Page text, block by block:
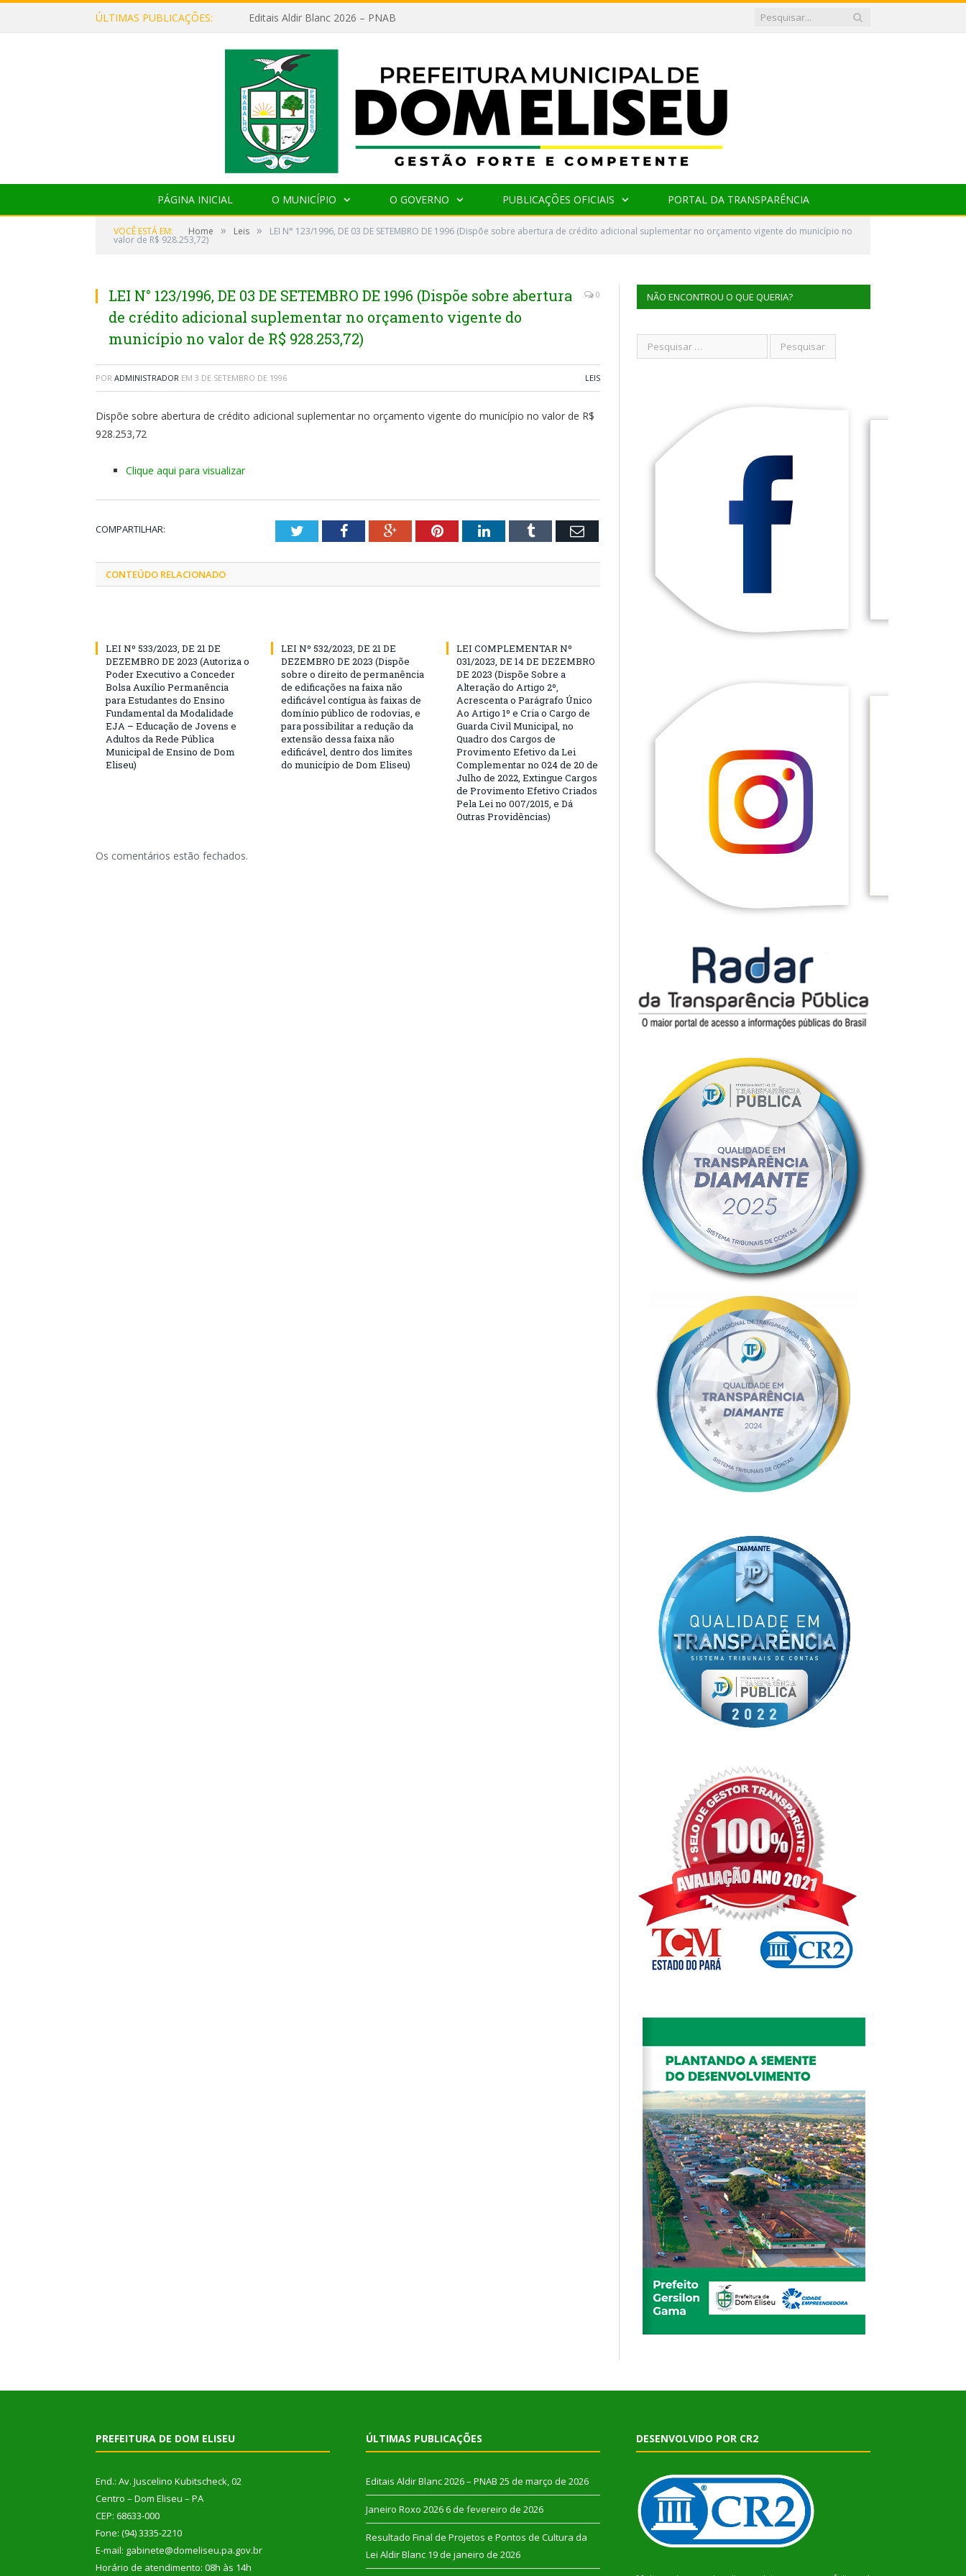
ÚLTIMAS PUBLICAÇÕES: Editais Aldir Blanc 2026 – PNAB
PÁGINA INICIAL O MUNICÍPIO O GOVERNO PUBLICAÇÕES OFICIAIS PORTAL DA TRANSPARÊNCIA
VOCÊ ESTÁ EM: Home » Leis » LEI N° 123/1996, DE 03 DE SETEMBRO DE 1996 (Dispõe sobre abertura de crédito adicional suplementar no orçamento vigente do município no
valor de R$ 928.253,72)
LEI N° 123/1996, DE 03 DE SETEMBRO DE 1996 (Dispõe sobre abertura
de crédito adicional suplementar no orçamento vigente do
município no valor de R$ 928.253,72)
0
POR ADMINISTRADOR EM 3 DE SETEMBRO DE 1996 LEIS
Dispõe sobre abertura de crédito adicional suplementar no orçamento vigente do município no valor de R$
928.253,72
Clique aqui para visualizar
COMPARTILHAR: TwitterFacebookGoogle+PinterestLinkedInTumblr Email
CONTEÚDO RELACIONADO
LEI Nº 533/2023, DE 21 DE
DEZEMBRO DE 2023 (Autoriza o
Poder Executivo a Conceder
Bolsa Auxílio Permanência
para Estudantes do Ensino
Fundamental da Modalidade
EJA – Educação de Jovens e
Adultos da Rede Pública
Municipal de Ensino de Dom
Eliseu)
LEI Nº 532/2023, DE 21 DE
DEZEMBRO DE 2023 (Dispõe
sobre o direito de permanência
de edificações na faixa não
edificável contígua às faixas de
domínio público de rodovias, e
para possibilitar a redução da
extensão dessa faixa não
edificável, dentro dos limites
do município de Dom Eliseu)
LEI COMPLEMENTAR Nº
031/2023, DE 14 DE DEZEMBRO
DE 2023 (Dispõe Sobre a
Alteração do Artigo 2º,
Acrescenta o Parágrafo Único
Ao Artigo 1º e Cria o Cargo de
Guarda Civil Municipal, no
Quadro dos Cargos de
Provimento Efetivo da Lei
Complementar no 024 de 20 de
Julho de 2022, Extingue Cargos
de Provimento Efetivo Criados
Pela Lei no 007/2015, e Dá
Outras Providências)
Os comentários estão fechados.
NÃO ENCONTROU O QUE QUERIA?
PREFEITURA DE DOM ELISEU
End.: Av. Juscelino Kubitscheck, 02
Centro – Dom Eliseu – PA
CEP: 68633-000
Fone: (94) 3335-2210
E-mail: gabinete@domeliseu.pa.gov.br
Horário de atendimento: 08h às 14h
ÚLTIMAS PUBLICAÇÕES
Editais Aldir Blanc 2026 – PNAB 25 de março de 2026
Janeiro Roxo 2026 6 de fevereiro de 2026
Resultado Final de Projetos e Pontos de Cultura da
Lei Aldir Blanc 19 de janeiro de 2026
DESENVOLVIDO POR CR2